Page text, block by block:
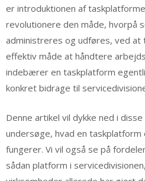
er introduktionen af
revolutionere den måde, hvorpå
administreres og udføres, ved at
effektiv måde at håndtere
indebærer en taskplatform
konkret bidrage til
Denne artikel vil dykke ned i
undersøge, hvad en taskplatform
fungerer. Vi vil også se på
sådan platform i